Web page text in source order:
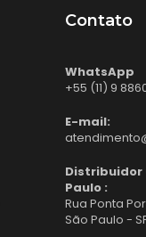
Contato
WhatsApp
+55 (11) 9
E-mail:
Distribuidor
Paulo :
Rua Ponta
São Paulo -